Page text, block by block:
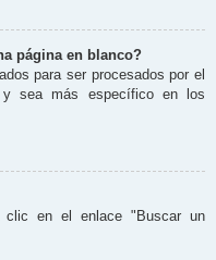
página en blanco?
para ser procesados por el
y sea más específico en los
clic en el enlace "Buscar un